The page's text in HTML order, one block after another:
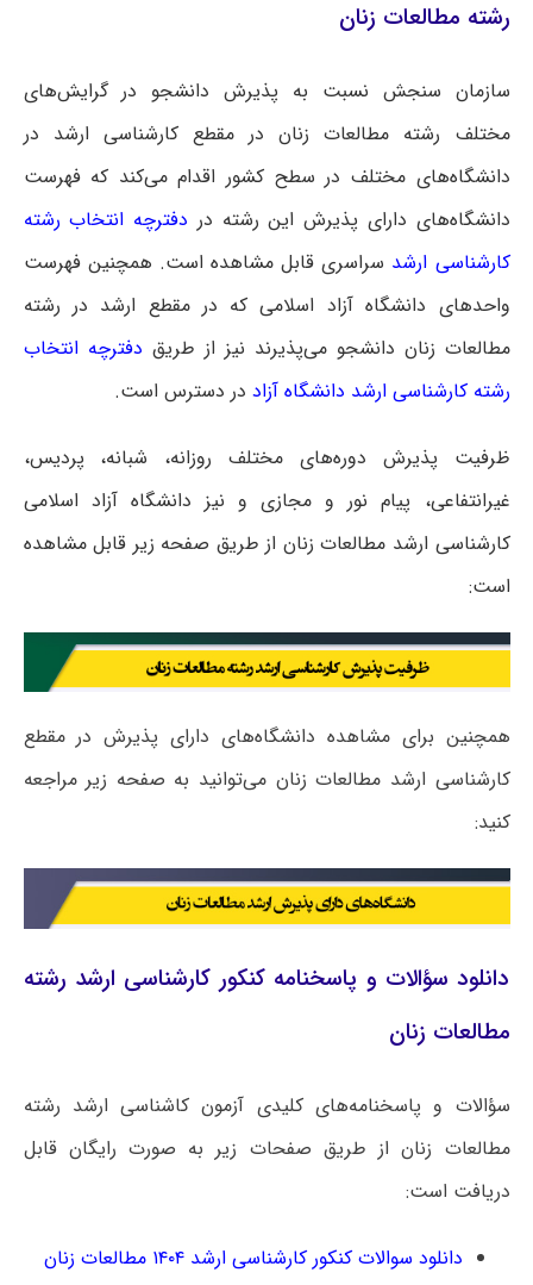
رشته مطالعات زنان
سازمان سنجش نسبت به پذیرش دانشجو در گرایش‌های
مختلف رشته مطالعات زنان در مقطع کارشناسی ارشد در
دانشگاه‌های مختلف در سطح کشور اقدام می‌کند که فهرست
دانشگاه‌های دارای پذیرش این رشته در دفترچه انتخاب رشته
کارشناسی ارشد سراسریقابل مشاهده است. همچنین فهرست
واحدهای دانشگاه آزاد اسلامی که در مقطع ارشد در رشته
مطالعات زنان دانشجو می‌پذیرند نیز از طریق دفترچه انتخاب
رشته کارشناسی ارشد دانشگاه آزاد در دسترس است.
ظرفیت پذیرش دوره‌های مختلف روزانه، شبانه، پردیس،
غیرانتفاعی، پیام نور و مجازی و نیز دانشگاه آزاد اسلامی
کارشناسی ارشد مطالعات زنان از طریق صفحه زیر قابل مشاهده
است:
همچنین برای مشاهده دانشگاه‌های دارای پذیرش در مقطع
کارشناسی ارشد مطالعات زنان می‌توانید به صفحه زیر مراجعه
کنید:
دانلود سؤالات و پاسخنامه کنکور کارشناسی ارشد رشته
مطالعات زنان
سؤالات و پاسخنامه‌های کلیدی آزمون کاشناسی ارشد رشته
مطالعات زنان از طریق صفحات زیر به صورت رایگان قابل
دریافت است:
دانلود سوالات کنکور کارشناسی ارشد ۱۴۰۴ مطالعات زنان